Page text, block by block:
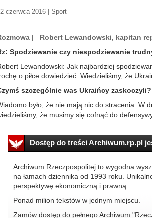
czerwca 2016 | Sport
| Robert Lewandowski, kapitan
Spodziewanie czy niespodziewanie
Lewandowski: Jak najbardziej
o piłce dowiedzieć. Wiedzieliśmy, że
szczególnie was Ukraińcy zaskoczyli?
było, że nie mają nic do stracenia. W
że musimy się cofnąć do
Dostęp do treści Archiwum.rp.pl
Archiwum Rzeczpospolitej to wygodna
na łamach dziennika od 1993 roku.
perspektywę ekonomiczną i prawną.
Ponad milion tekstów w jednym miejscu.
Zamów dostęp do pełnego Archiwum